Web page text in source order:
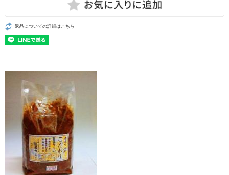
返品についての詳細はこちら